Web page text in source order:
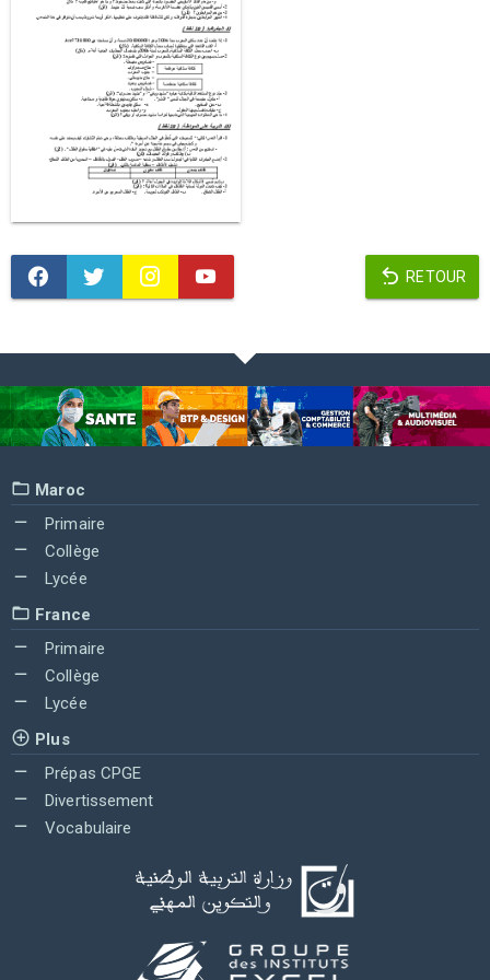
RETOUR
Maroc
Primaire
Collège
Lycée
France
Primaire
Collège
Lycée
Plus
Prépas CPGE
Divertissement
Vocabulaire